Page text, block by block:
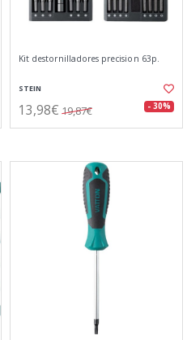
Kit destornilladores precision 63p.
STEIN
13,98€ 19,87€ - 30%